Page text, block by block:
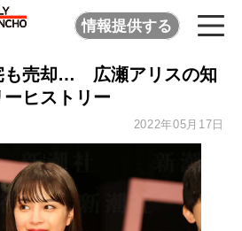
情報提供する
も売却… 広瀬アリスの知
ヒストリー
2022年05月17日